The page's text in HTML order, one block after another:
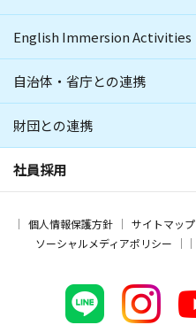
English Immersion Activities
自治体・省庁との連携
財団との連携
社員採用
個人情報保護方針 サイトマップ
ソーシャルメディアポリシー